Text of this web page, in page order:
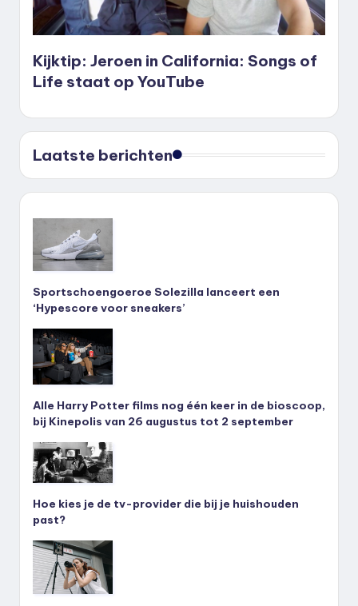
Kijktip: Jeroen in California: Songs of
Life staat op YouTube
Laatste berichten
Sportschoengoeroe Solezilla lanceert een
‘Hypescore voor sneakers’
Alle Harry Potter films nog één keer in de bioscoop,
bij Kinepolis van 26 augustus tot 2 september
Hoe kies je de tv-provider die bij je huishouden
past?